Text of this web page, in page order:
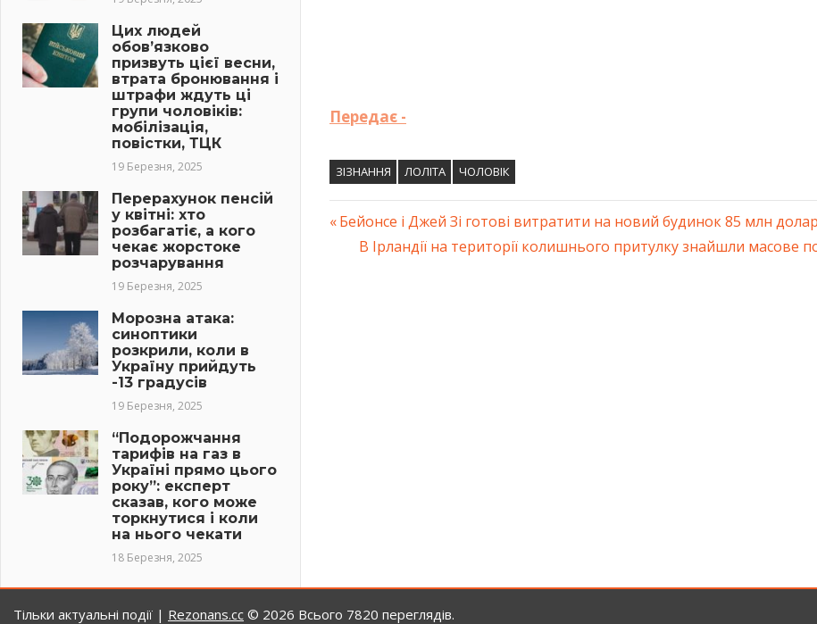
Передає -
ЗІЗНАННЯ ЛОЛІТА ЧОЛОВІК
Навігація
Previous
Post:
Бейонсе і Джей Зі готові витратити на новий будинок 85 млн
Next
В Ірландії на території колишнього притулку знайшли масове
Цих людей
обов’язково
призвуть цієї весни,
втрата бронювання і
штрафи ждуть ці
групи чоловіків:
мобілізація,
повістки, ТЦК
19 Березня, 2025
Перерахунок пенсій
у квітні: хто
розбагатіє, а кого
чекає жорстоке
розчарування
19 Березня, 2025
Морозна атака:
синоптики
розкрили, коли в
Україну прийдуть
-13 градусів
19 Березня, 2025
“Подорожчання
тарифів на газ в
Україні прямо цього
року”: експерт
сказав, кого може
торкнутися і коли
на нього чекати
18 Березня, 2025
Тільки актуальні події | Rezonans.сс © 2026 Всього 7820 переглядів.